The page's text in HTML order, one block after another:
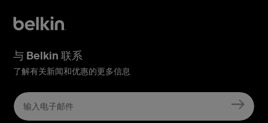
与 Belkin 联系
了解有关新闻和优惠的更多信息